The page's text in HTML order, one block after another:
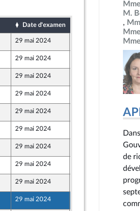
Date d'examen
écologique et sociale
29 mai 2024
écologique et sociale
29 mai 2024
écologique et sociale
29 mai 2024
écologique et sociale
29 mai 2024
écologique et sociale
29 mai 2024
écologique et sociale
29 mai 2024
écologique et sociale
29 mai 2024
29 mai 2024
29 mai 2024
29 mai 2024
M.
de